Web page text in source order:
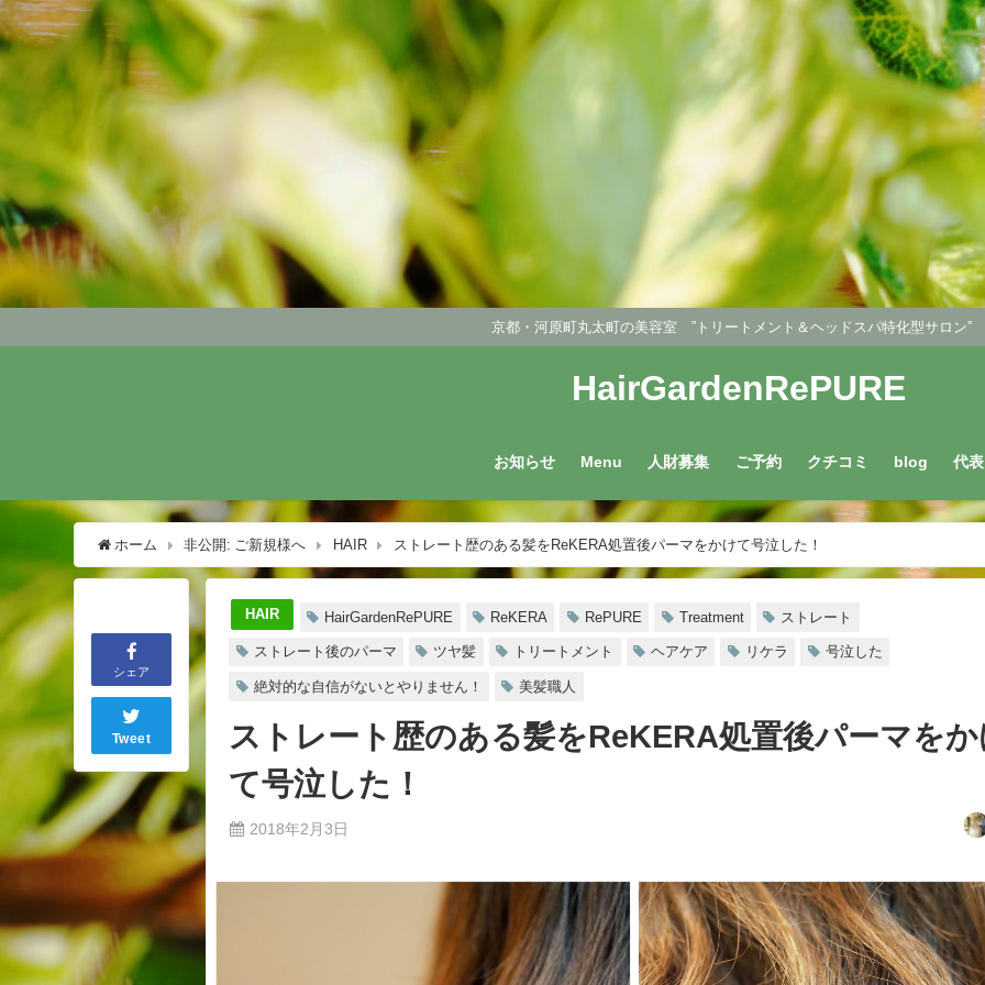
京都・河原町丸太町の美容室 ”トリートメント＆ヘッドスパ特化型サロン”
HairGardenRePURE
お知らせ Menu 人財募集 ご予約 クチコミ blog 代表
ホーム 非公開: ご新規様へ HAIR ストレート歴のある髪をReKERA処置後パーマをかけて号泣した！
シェア
Tweet
HAIR HairGardenRePURE ReKERA RePURE Treatment ストレート
ストレート後のパーマ ツヤ髪 トリートメント ヘアケア リケラ 号泣した
絶対的な自信がないとやりません！ 美髪職人
ストレート歴のある髪をReKERA処置後パーマを
て号泣した！
2018年2月3日